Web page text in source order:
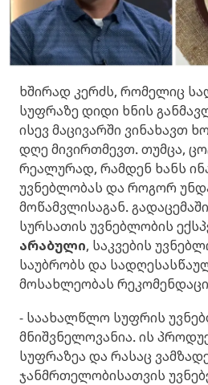
ხშირად კერძს, რომელიც
სუფრაზე დიდი ხნის
ისევ მაცივარში ვინახავთ
დღე მივირთმევთ. თუმცა,
რეალურად, რამდენ ხანს
უვნებლობას და როგორ
მოწამვლისაგან. გადაცემაში
სურსათის უვნებლობის
არაბული, საკვების
საუბრობს და
მოსახლეობას
- საახალწლო სუფრის
მნიშვნელოვანია. ის
სუფრაზეა და რასაც
ჯანმრთელობისათვის